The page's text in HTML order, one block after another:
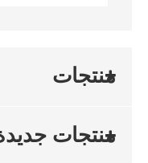
منتجات
منتجات